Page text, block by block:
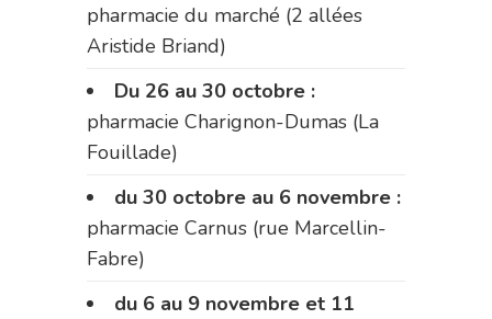
pharmacie du marché (2 allées
Aristide Briand)
Du 26 au 30 octobre :
pharmacie Charignon-Dumas (La
Fouillade)
du 30 octobre au 6 novembre :
pharmacie Carnus (rue Marcellin-
Fabre)
du 6 au 9 novembre et 11